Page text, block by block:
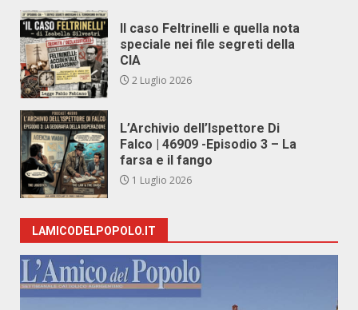
Il caso Feltrinelli e quella nota
speciale nei file segreti della
CIA
2 Luglio 2026
L’Archivio dell’Ispettore Di
Falco | 46909 -Episodio 3 – La
farsa e il fango
1 Luglio 2026
LAMICODELPOPOLO.IT